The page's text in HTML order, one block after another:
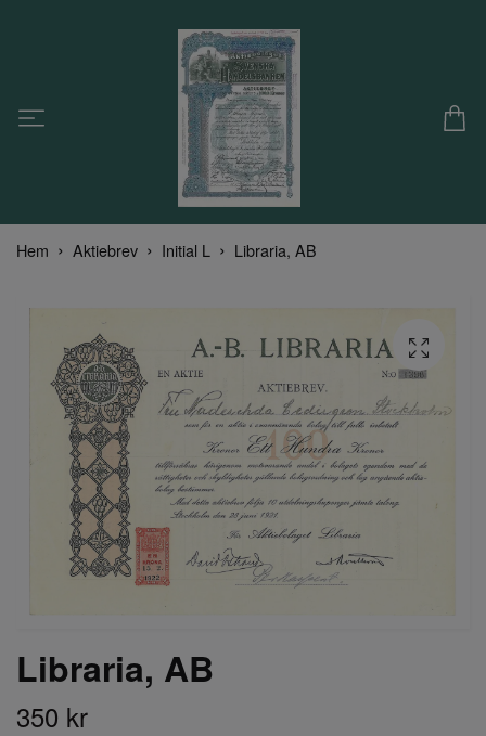
Hem Aktiebrev Initial L Libraria, AB
Libraria, AB
350 kr